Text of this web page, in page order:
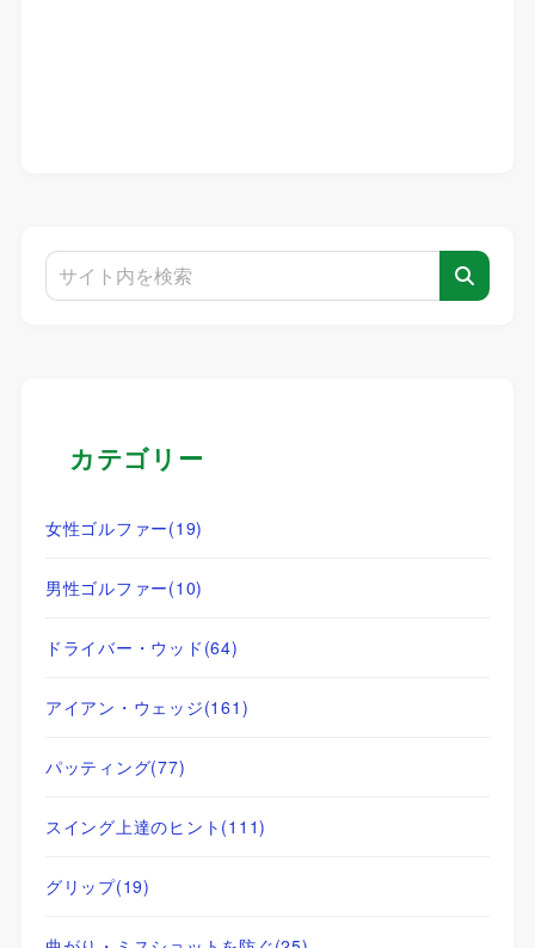
カテゴリー
女性ゴルファー(19)
男性ゴルファー(10)
ドライバー・ウッド (64)
アイアン・ウェッジ(161)
パッティング(77)
スイング上達のヒント (111)
グリップ(19)